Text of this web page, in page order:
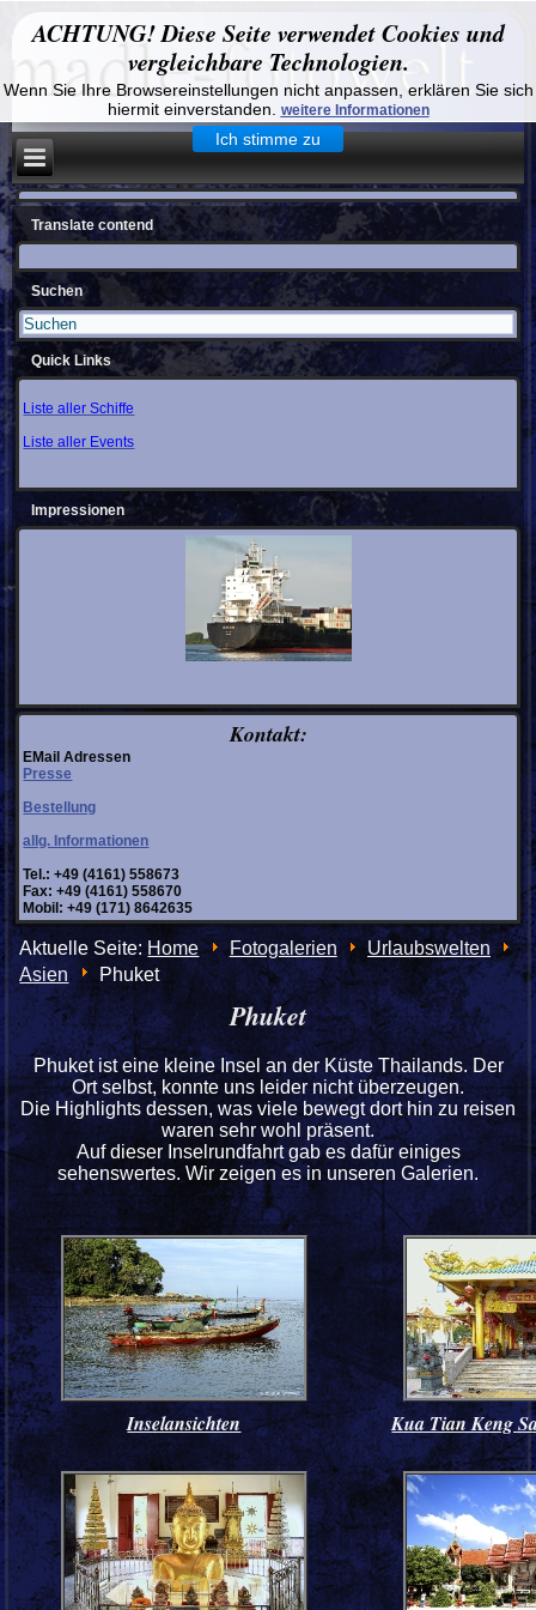
ACHTUNG! Diese Seite verwendet Cookies und
vergleichbare Technologien.
Wenn Sie Ihre Browsereinstellungen nicht anpassen, erklären Sie sich
hiermit einverstanden.
weitere Informationen
Ich stimme zu
Translate contend
Suchen
Quick Links
Liste aller Schiffe
Liste aller Events
Impressionen
Kontakt:
EMail Adressen
Presse
Bestellung
allg. Informationen
Tel.: +49 (4161) 558673
Fax: +49 (4161) 558670
Mobil: +49 (171) 8642635
Aktuelle Seite:Home Fotogalerien
Urlaubswelten
Asien
Phuket
Phuket
Phuket ist eine kleine Insel an der Küste Thailands. Der
Ort selbst, konnte uns leider nicht überzeugen.
Die Highlights dessen, was viele bewegt dort hin zu reisen
waren sehr wohl präsent.
Auf dieser Inselrundfahrt gab es dafür einiges
sehenswertes. Wir zeigen es in unseren Galerien.
Inselansichten Kua Tian Keng